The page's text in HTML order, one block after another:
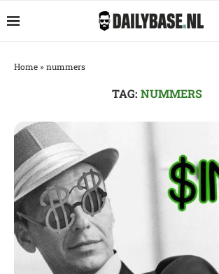
Home» nummers
TAG: NUMMERS